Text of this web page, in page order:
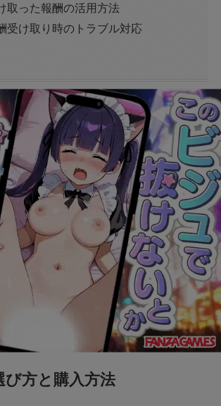
と対処法は？
Switch2】抽選結果が表示されない？原因と
からの着信に要注意！詐欺電
話の手口と対処法を解説」
のスペックは？PS5・PS4とも徹底比
較
Switch 2は何が変わる？前モデルと
の違いを徹底解説！
フジテレビ】第三者委員会報告書のタレント
Uって誰？
選はどこから応募できる？
取った報酬の活用方法
受け取り時のトラブル対応
び方と購入方法